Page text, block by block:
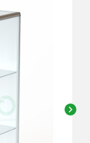
chevron_right